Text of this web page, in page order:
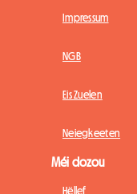
Impressum
NGB
Eis Zuelen
Neiegkeeten
Méi dozou
Hëllef